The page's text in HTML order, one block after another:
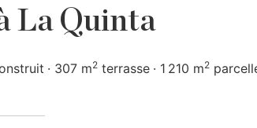
La Quinta
307 m2 terrasse 1 210 m2